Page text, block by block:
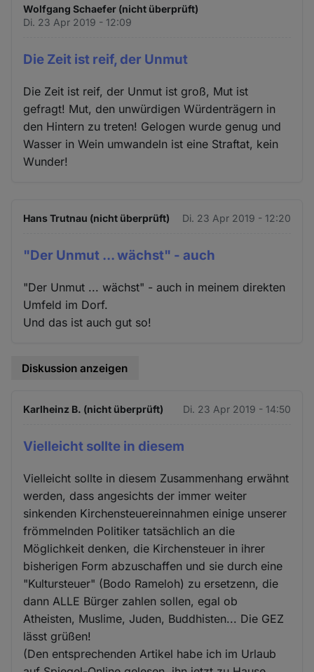
Wolfgang Schaefer (nicht überprüft)
Di. 23 Apr 2019 - 12:09
Die Zeit ist reif, der Unmut
Die Zeit ist reif, der Unmut ist groß, Mut ist
gefragt! Mut, den unwürdigen Würdenträgern in
den Hintern zu treten! Gelogen wurde genug und
Wasser in Wein umwandeln ist eine Straftat, kein
Wunder!
Hans Trutnau (nicht überprüft) Di. 23 Apr 2019 - 12:20
"Der Unmut ... wächst" - auch
"Der Unmut ... wächst" - auch in meinem direkten
Umfeld im Dorf.
Und das ist auch gut so!
Diskussion anzeigen
Karlheinz B. (nicht überprüft) Di. 23 Apr 2019 - 14:50
Vielleicht sollte in diesem
Vielleicht sollte in diesem Zusammenhang erwähnt
werden, dass angesichts der immer weiter
sinkenden Kirchensteuereinnahmen einige unserer
frömmelnden Politiker tatsächlich an die
Möglichkeit denken, die Kirchensteuer in ihrer
bisherigen Form abzuschaffen und sie durch eine
"Kultursteuer" (Bodo Rameloh) zu ersetzenn, die
dann ALLE Bürger zahlen sollen, egal ob
Atheisten, Muslime, Juden, Buddhisten... Die GEZ
lässt grüßen!
(Den entsprechenden Artikel habe ich im Urlaub